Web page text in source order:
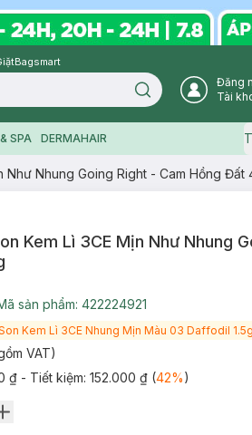
Bagsmart
Search icon
Đăng
Tài
SPA DERMAHAIR
Như Nhung Going Right - Cam Hồng Đất
Kem Lì 3CE Mịn Như Nhung
sản phẩm: 422224921
Kem Lì 3CE Nhung Mịn Màu 03 Daffodil
VAT)
₫ - Tiết kiệm: 152.000 ₫(42%)